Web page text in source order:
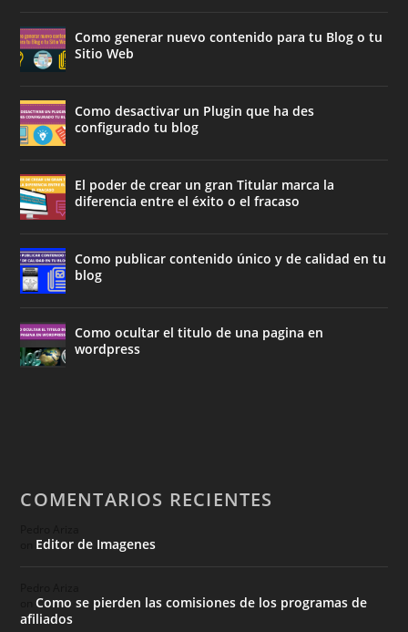
Como generar nuevo contenido para tu Blog o tu
Sitio Web
Como desactivar un Plugin que ha des
configurado tu blog
El poder de crear un gran Titular marca la
diferencia entre el éxito o el fracaso
Como publicar contenido único y de calidad en tu
blog
Como ocultar el titulo de una pagina en
wordpress
COMENTARIOS RECIENTES
Editor de Imagenes
onComo se pierden las comisiones de los programas de
afiliados